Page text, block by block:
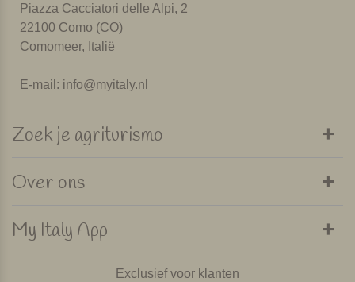
Piazza Cacciatori delle Alpi, 2
22100 Como (CO)
Comomeer, Italië
E-mail: info@myitaly.nl
Zoek je agriturismo
Over ons
My Italy App
Exclusief voor klanten